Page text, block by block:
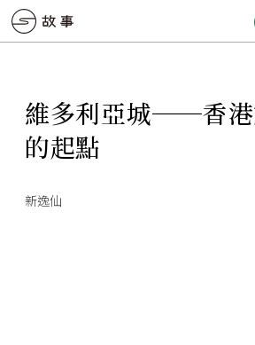
維多利亞城──香港
的起點
新逸仙